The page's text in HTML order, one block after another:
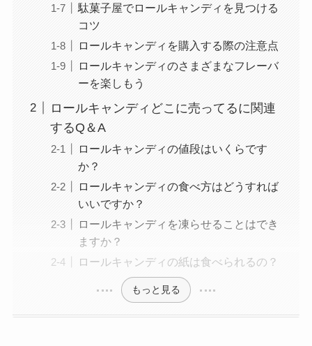
駄菓子屋でロールキャンディを見つける
コツ
ロールキャンディを購入する際の注意点
ロールキャンディのさまざまなフレーバ
ーを楽しもう
ロールキャンディどこに売ってるに関連
するQ＆A
ロールキャンディの値段はいくらです
か？
ロールキャンディの食べ方はどうすれば
いいですか？
ロールキャンディを凍らせることはでき
ますか？
ロールキャンディの紙は食べられるの？
もっと見る